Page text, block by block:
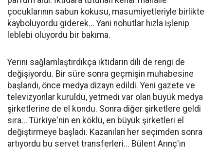
çocuklarının sabun kokusu, masumiyetleriyle birlikte
kayboluyordu giderek... Yani nohutlar hızla işlenip
leblebi oluyordu bir bakıma.
Yerini sağlamlaştırdıkça iktidarın dili de rengi de
değişiyordu. Bir süre sonra geçmişin muhabesine
başlandı, önce medya dizayn edildi. Yeni gazete ve
televizyonlar kuruldu, yetmedi var olan büyük medya
şirketlerine de el kondu. Sonra diğer şirketlere geldi
sıra... Türkiye'nin en köklü, en büyük şirketleri el
değiştirmeye başladı. Kazanılan her seçimden sonra
artıyordu bu servet transferleri... Bülent Arınç'ın